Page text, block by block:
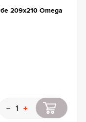
209х210 Omega